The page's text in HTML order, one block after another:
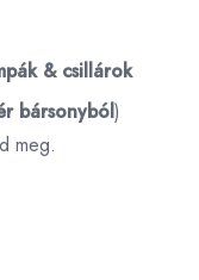
& csillárok
bársonyból)
meg.